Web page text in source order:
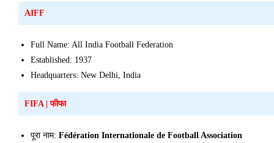
AIFF
Full Name: All India Football Federation
Established: 1937
Headquarters: New Delhi, India
FIFA|फीफा
पूरा नाम: Fédération Internationale de Football Association